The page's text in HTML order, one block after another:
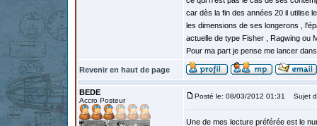
car dès la fin des années 20 il utilise
les dimensions de ses longerons ,
actuelle de type Fisher , Ragwing ou
Pour ma part je pense me lancer
Revenir en haut de page
BEDE
Accro Posteur
Posté le: 08/03/2012 01:31 Sujet
Une de mes lecture préférée est le